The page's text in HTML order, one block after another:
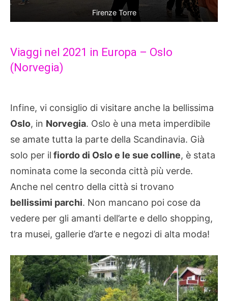
Firenze Torre
Viaggi nel 2021 in Europa – Oslo
(Norvegia)
Infine, vi consiglio di visitare anche la bellissima
Oslo, in Norvegia. Oslo è una meta imperdibile
se amate tutta la parte della Scandinavia. Già
solo per il fiordo di Oslo e le sue colline, è stata
nominata come la seconda città più verde.
Anche nel centro della città si trovano
bellissimi parchi. Non mancano poi cose da
vedere per gli amanti dell’arte e dello shopping,
tra musei, gallerie d’arte e negozi di alta moda!